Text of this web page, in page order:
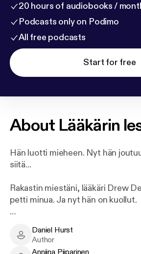
20 hours of audiobooks /
Podcasts only on Podimo
All free podcasts
Start for free
About Lääkärin
Hän luotti mieheen. Nyt hän
siitä...
Rakastin miestäni, lääkäri Drew
petti minua. Ja nyt hän on kuollut.
ylelliseen kotiin, jonka olen
henkivakuutusrahoilla, olen
Daniel Hurst - Author
Daniel Hurst
Author
Anniina Piiparinen